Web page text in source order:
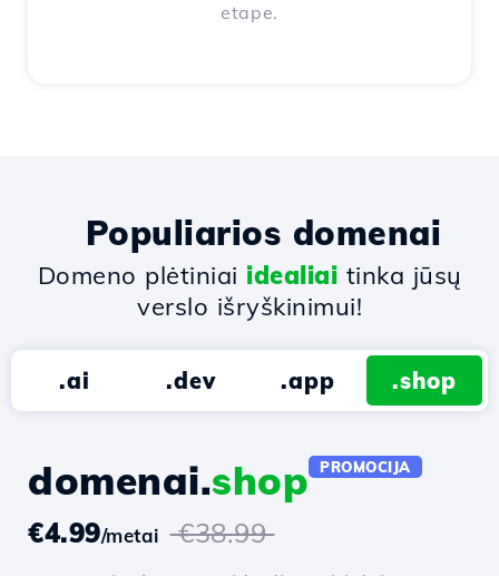
etape.
Populiarios domenai
Domeno plėtiniai idealiai tinka jūsų
verslo išryškinimui!
.ai .dev .app .shop
domenai.shop PROMOCIJA
€4.99/metai €38.99